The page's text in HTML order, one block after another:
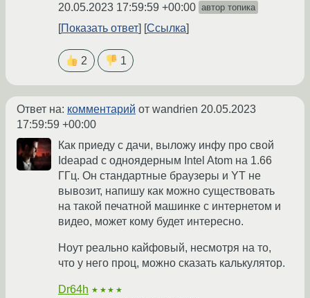
20.05.2023 17:59:59 +00:00 автор топика
Показать ответ Ссылка
2 1
Ответ на: комментарий от wandrien 20.05.2023
17:59:59 +00:00
Как приеду с дачи, выложу инфу про свой
Ideapad с одноядерным Intel Atom на 1.66
ГГц. Он стандартные браузеры и YT не
вывозит, напишу как можно существовать
на такой печатной машинке с интернетом и
видео, может кому будет интересно.
Ноут реально кайфовый, несмотря на то,
что у него проц, можно сказать калькулятор.
Dr64h ★★★★